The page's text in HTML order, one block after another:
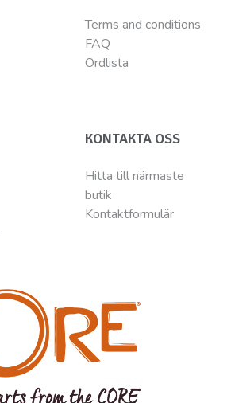
Terms and conditions
FAQ
Ordlista
KONTAKTA OSS
Hitta till närmaste
butik
Kontaktformulär